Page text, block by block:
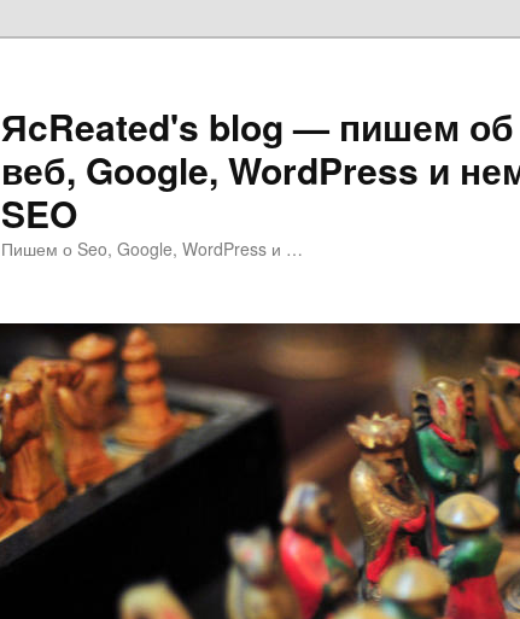
ЯcReated's blog — пишем об
веб, Google, WordPress и
SEO
Пишем о Seo, Google, WordPress и …